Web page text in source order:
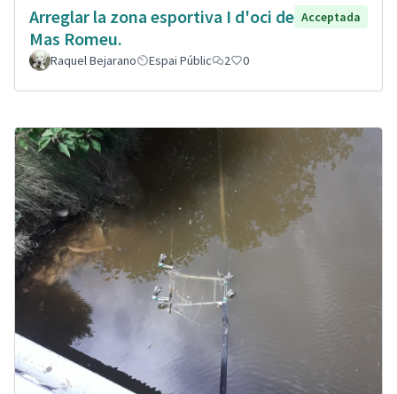
Arreglar la zona esportiva I d'oci de
Mas Romeu.
Acceptada
Raquel Bejarano Espai Públic 2 0